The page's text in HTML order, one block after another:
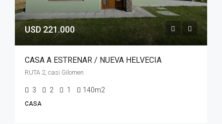
USD 221.000
CASA A ESTRENAR / NUEVA HELVECIA
RUTA 2, casi Gilomen
3 2 1 140m2
CASA